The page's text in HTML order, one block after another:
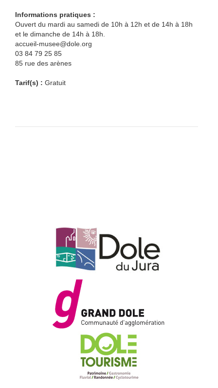
Informations pratiques :
Ouvert du mardi au samedi de 10h à 12h et de 14h à 18h
et le dimanche de 14h à 18h.
accueil-musee@dole.org
03 84 79 25 85
85 rue des arènes
Tarif(s) : Gratuit